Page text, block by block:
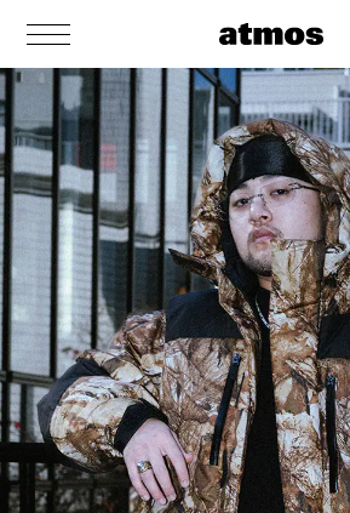
MEN
シューズ
ウェア
バッグ
アクセサリー
その他
アディダス ピックアップ
シューズ
スニーカー
ブーツ
サンダル
その他
すべてのシューズ
ライフスタイルランニング
ウェア
トップス
アウター
パンツ
ソックス
アンダーウェア
水着
その他
バッグ
バックパック / リュック
ショルダー / メッセンジャーバッグ
トート / エコバッグ
クラッチ / セカンドバッグ
ウエストバッグ
その他
すべてのバッグ
アクセサリー
ポーチ / ウォレット
帽子
グッズ / アクセサリー
その他
すべてのアクセサリー
その他
シューケア / グッズ
おもちゃ / フィギュア
その他
すべてのその他
WOMENS
シューズ
ウェア
バッグ
アクセサリー
その他
アディダス ピックアップ
シューズ
スニーカー
ブーツ
サンダル / パンプス
その他
すべてのシューズ
ライフスタイルランニング
ウェア
トップス
アウター
パンツ
ワンピース
スカート
ソックス
アンダーウェア
バッグ
バックパック / リュック
ショルダー / メッセンジャーバッグ
トート / エコバッグ
クラッチ / セカンドバッグ
ウエストバッグ
その他
すべてのバッグ
アクセサリー
ポーチ / ウォレット
帽子
グッズ / アクセサリー
その他
すべてのアクセサリー
その他
シューケア / グッズ
おもちゃ / フィギュア
その他
すべてのその他